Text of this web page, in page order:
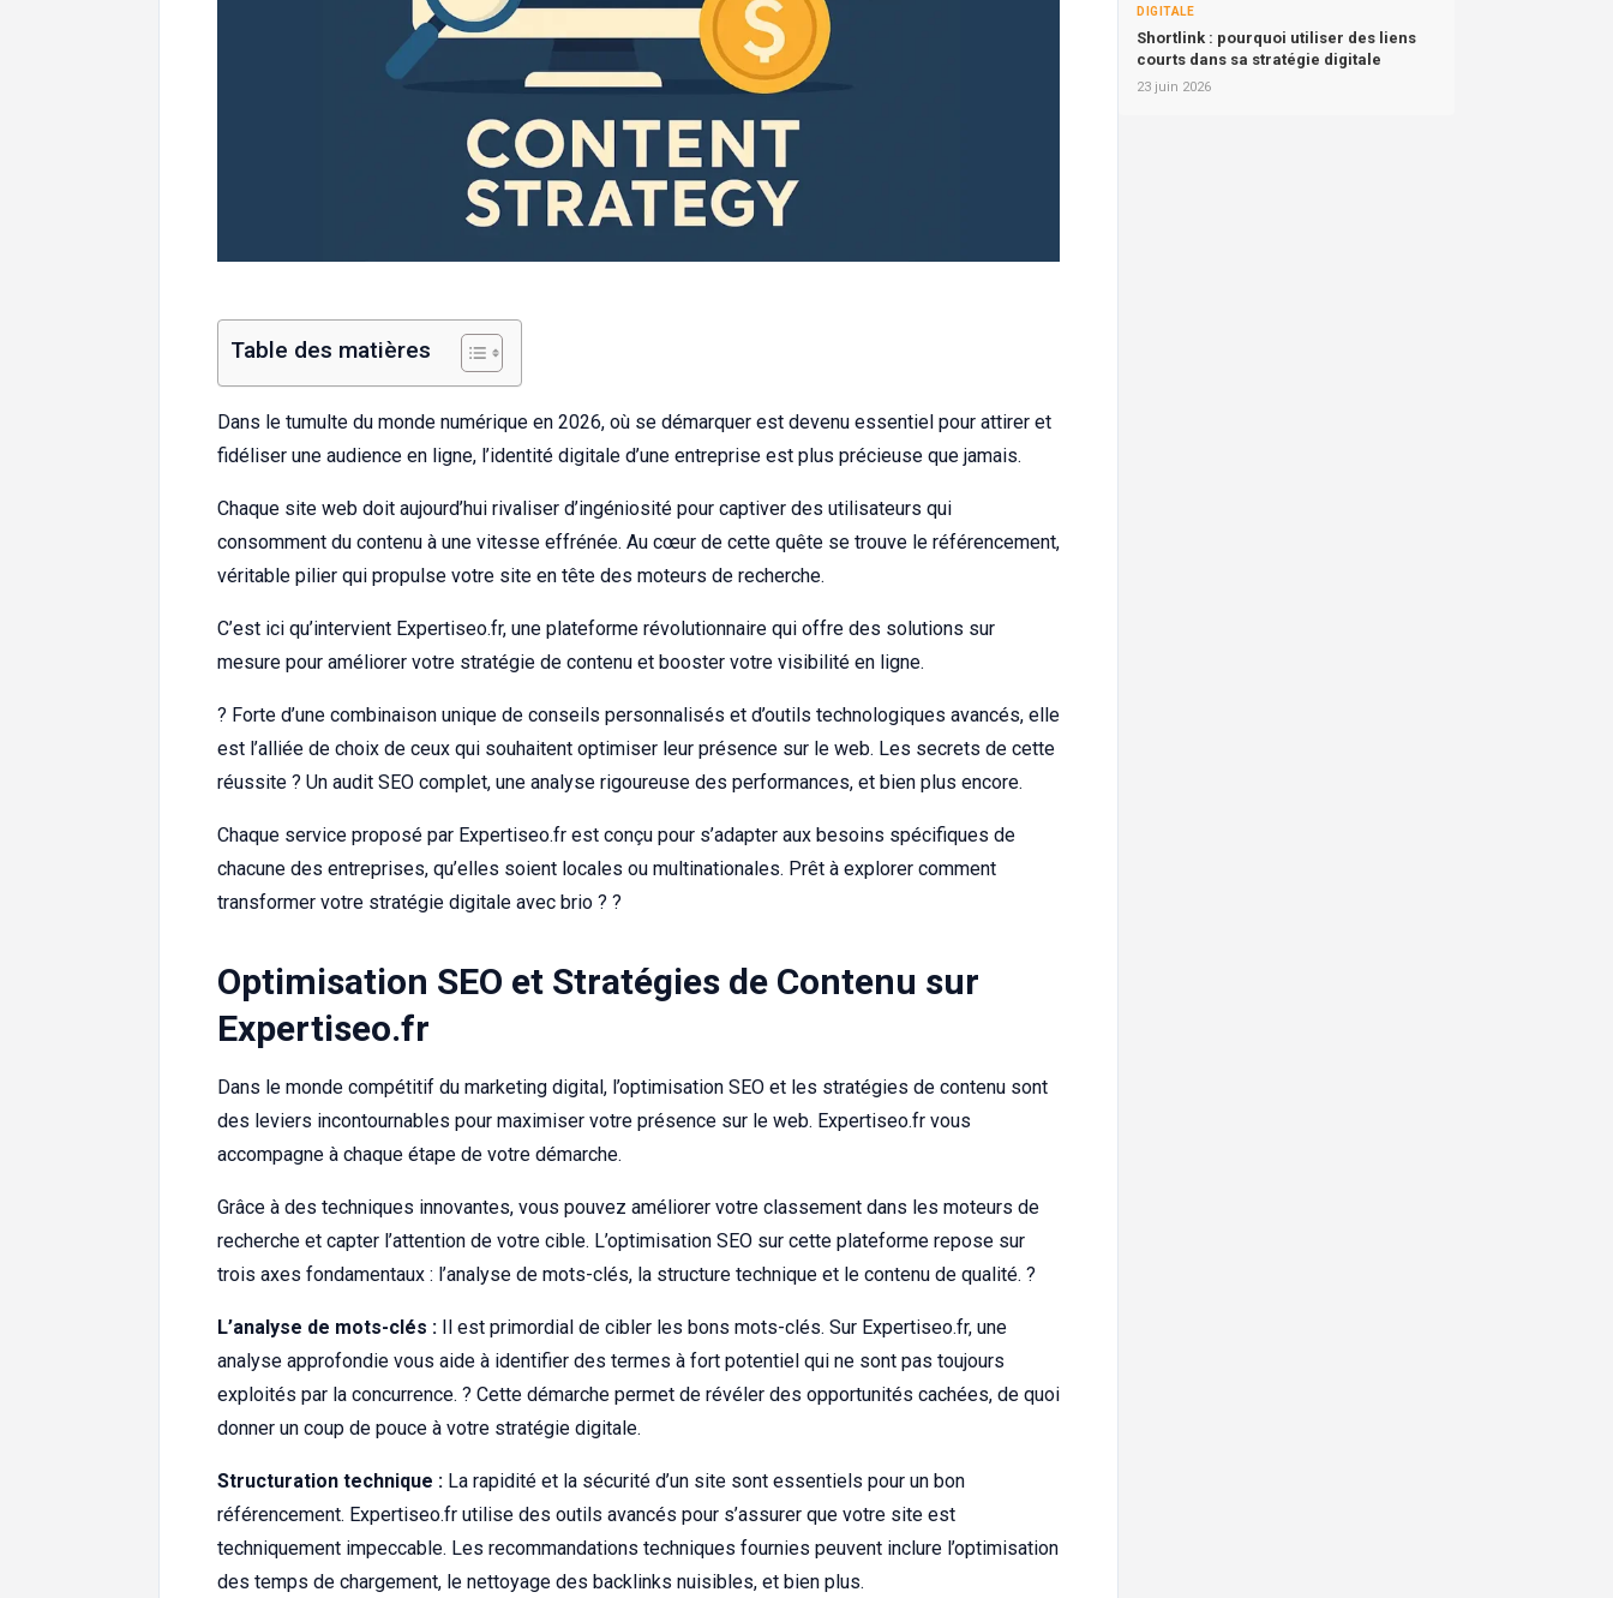
Table des matières
Dans le tumulte du monde numérique en 2026, où se démarquer est devenu essentiel pour attirer et
fidéliser une audience en ligne, l’identité digitale d’une entreprise est plus précieuse que jamais.
Chaque site web doit aujourd’hui rivaliser d’ingéniosité pour captiver des utilisateurs qui
consomment du contenu à une vitesse effrénée. Au cœur de cette quête se trouve le référencement,
véritable pilier qui propulse votre site en tête des moteurs de recherche.
C’est ici qu’intervient Expertiseo.fr, une plateforme révolutionnaire qui offre des solutions sur
mesure pour améliorer votre stratégie de contenu et booster votre visibilité en ligne.
? Forte d’une combinaison unique de conseils personnalisés et d’outils technologiques avancés, elle
est l’alliée de choix de ceux qui souhaitent optimiser leur présence sur le web. Les secrets de cette
réussite ? Un audit SEO complet, une analyse rigoureuse des performances, et bien plus encore.
Chaque service proposé par Expertiseo.fr est conçu pour s’adapter aux besoins spécifiques de
chacune des entreprises, qu’elles soient locales ou multinationales. Prêt à explorer comment
transformer votre stratégie digitale avec brio ? ?
Optimisation SEO et Stratégies de Contenu sur
Expertiseo.fr
Dans le monde compétitif du marketing digital, l’optimisation SEO et les stratégies de contenu sont
des leviers incontournables pour maximiser votre présence sur le web. Expertiseo.fr vous
accompagne à chaque étape de votre démarche.
Grâce à des techniques innovantes, vous pouvez améliorer votre classement dans les moteurs de
recherche et capter l’attention de votre cible. L’optimisation SEO sur cette plateforme repose sur
trois axes fondamentaux : l’analyse de mots-clés, la structure technique et le contenu de qualité. ?
L’analyse de mots-clés : Il est primordial de cibler les bons mots-clés. Sur Expertiseo.fr, une
analyse approfondie vous aide à identifier des termes à fort potentiel qui ne sont pas toujours
exploités par la concurrence. ? Cette démarche permet de révéler des opportunités cachées, de quoi
donner un coup de pouce à votre stratégie digitale.
Structuration technique : La rapidité et la sécurité d’un site sont essentiels pour un bon
référencement. Expertiseo.fr utilise des outils avancés pour s’assurer que votre site est
techniquement impeccable. Les recommandations techniques fournies peuvent inclure l’optimisation
des temps de chargement, le nettoyage des backlinks nuisibles, et bien plus.
DIGITALE
Shortlink : pourquoi utiliser des liens
courts dans sa stratégie digitale
23 juin 2026